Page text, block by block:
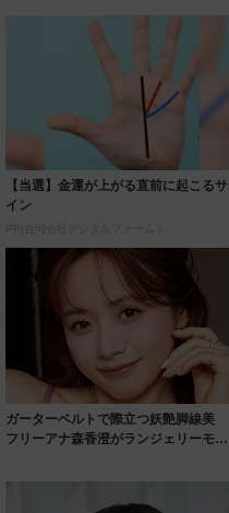
【当選】金運が上がる直前に起こるサ
イン
PR(合同会社デジタルファーム )
ガーターベルトで際立つ妖艶脚線美
フリーアナ森香澄がランジェリーモデ